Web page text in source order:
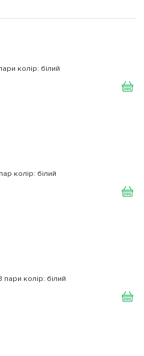
колір: білий
колір: білий
колір: білий